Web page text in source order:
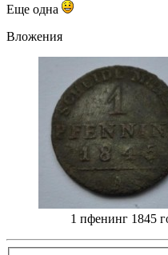
Еще одна
Вложения
1 пфенинг 1845